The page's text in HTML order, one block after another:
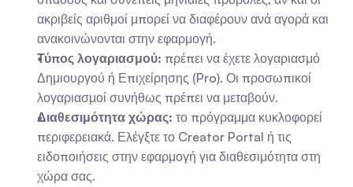
ακριβείς αριθμοί μπορεί να διαφέρουν ανά αγορά και
ανακοινώνονται στην εφαρμογή.
Τύπος λογαριασμού: πρέπει να έχετε λογαριασμό
Δημιουργού ή Επιχείρησης (Pro). Οι προσωπικοί
λογαριασμοί συνήθως πρέπει να μεταβούν.
Διαθεσιμότητα χώρας: το πρόγραμμα κυκλοφορεί
περιφερειακά. Ελέγξτε το Creator Portal ή τις
ειδοποιήσεις στην εφαρμογή για διαθεσιμότητα στη
χώρα σας.